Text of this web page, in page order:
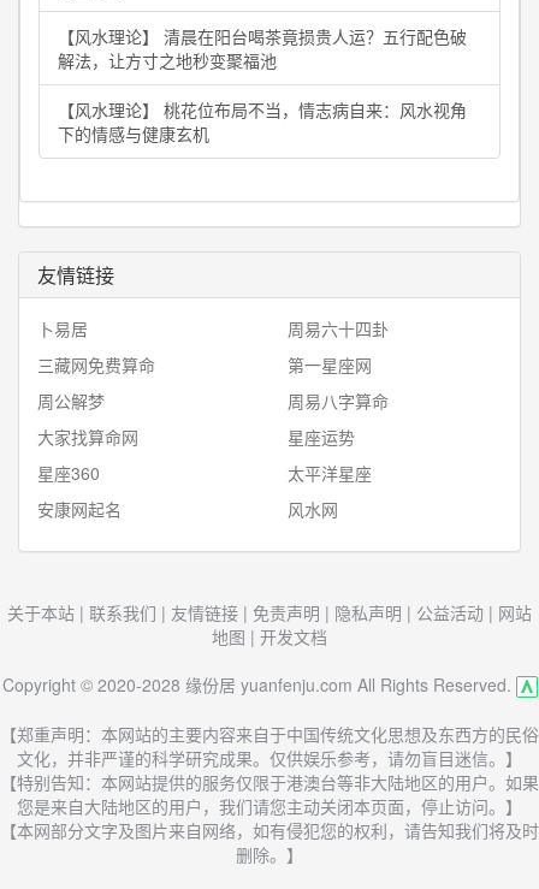
【风水理论】 清晨在阳台喝茶竟损贵人运？五行配色破
解法，让方寸之地秒变聚福池
【风水理论】 桃花位布局不当，情志病自来：风水视角
下的情感与健康玄机
友情链接
卜易居
周易六十四卦
三藏网免费算命
第一星座网
周公解梦
周易八字算命
大家找算命网
星座运势
星座360
太平洋星座
安康网起名
风水网
关于本站 | 联系我们 | 友情链接 | 免责声明 | 隐私声明 | 公益活动 | 网站
地图 | 开发文档
Copyright © 2020-2028 缘份居 yuanfenju.com All Rights Reserved.
【郑重声明：本网站的主要内容来自于中国传统文化思想及东西方的民俗
文化，并非严谨的科学研究成果。仅供娱乐参考，请勿盲目迷信。】
【特别告知：本网站提供的服务仅限于港澳台等非大陆地区的用户。如果
您是来自大陆地区的用户，我们请您主动关闭本页面，停止访问。】
【本网部分文字及图片来自网络，如有侵犯您的权利，请告知我们将及时
删除。】